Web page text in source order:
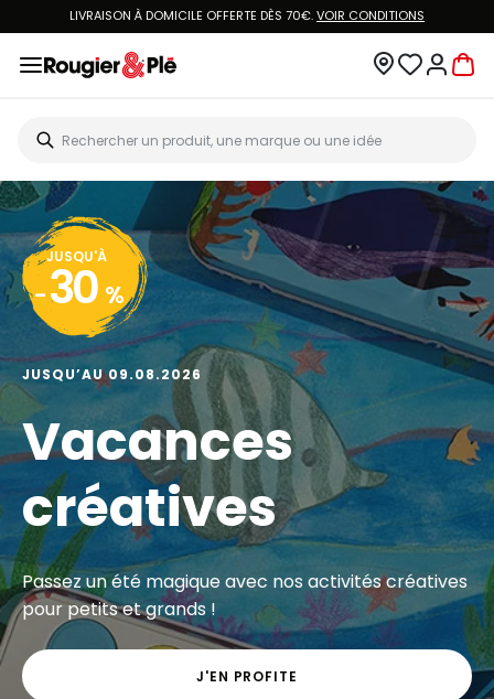
LIVRAISON À DOMICILE OFFERTE DÈS 70€.VOIR CONDITIONS
JUSQU'À
- 30 %
JUSQU’AU 09.08.2026
Vacances
créatives
Passez un été magique avec nos activités créatives
pour petits et grands !
J'EN PROFITE